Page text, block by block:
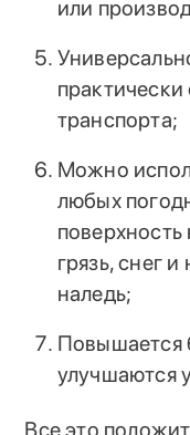
или
транспорта;
Можно
любых
грязь, снег
наледь;
Повышается
улучшаются
Все это